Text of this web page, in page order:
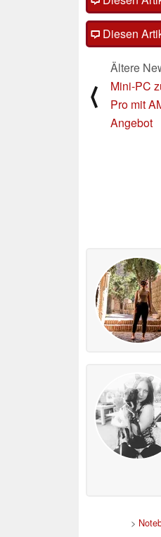
Diesen
⟨
Ältere
Mini-PC
Pro mit
Angebot
>